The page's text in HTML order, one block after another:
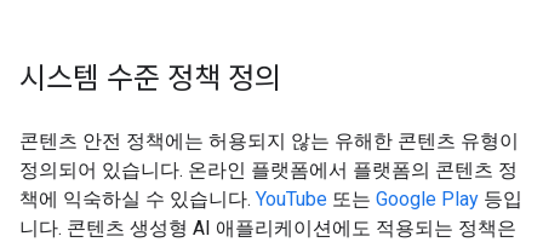
시스템 수준 정책 정의
콘텐츠 안전 정책에는 허용되지 않는 유해한 콘텐츠 유형이
정의되어 있습니다. 온라인 플랫폼에서 플랫폼의 콘텐츠 정
책에 익숙하실 수 있습니다. YouTube 또는 Google Play 등입
니다. 콘텐츠 생성형 AI 애플리케이션에도 적용되는 정책은